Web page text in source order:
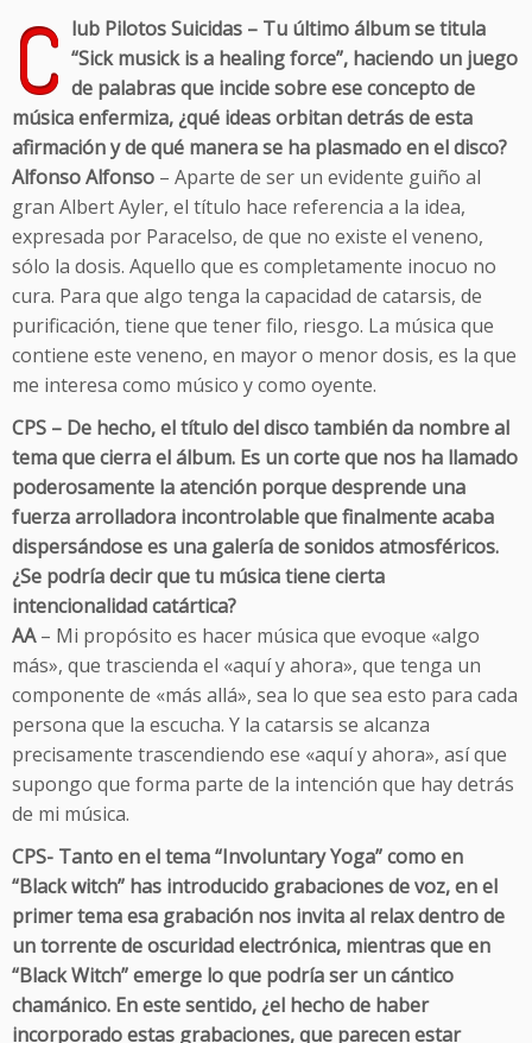
C lub Pilotos Suicidas – Tu último álbum se titula
“Sick musick is a healing force”, haciendo un juego
de palabras que incide sobre ese concepto de
música enfermiza, ¿qué ideas orbitan detrás de esta
afirmación y de qué manera se ha plasmado en el disco?
Alfonso Alfonso – Aparte de ser un evidente guiño al
gran Albert Ayler, el título hace referencia a la idea,
expresada por Paracelso, de que no existe el veneno,
sólo la dosis. Aquello que es completamente inocuo no
cura. Para que algo tenga la capacidad de catarsis, de
purificación, tiene que tener filo, riesgo. La música que
contiene este veneno, en mayor o menor dosis, es la que
me interesa como músico y como oyente.
CPS – De hecho, el título del disco también da nombre al
tema que cierra el álbum. Es un corte que nos ha llamado
poderosamente la atención porque desprende una
fuerza arrolladora incontrolable que finalmente acaba
dispersándose es una galería de sonidos atmosféricos.
¿Se podría decir que tu música tiene cierta
intencionalidad catártica?
AA– Mi propósito es hacer música que evoque «algo
más», que trascienda el «aquí y ahora», que tenga un
componente de «más allá», sea lo que sea esto para cada
persona que la escucha. Y la catarsis se alcanza
precisamente trascendiendo ese «aquí y ahora», así que
supongo que forma parte de la intención que hay detrás
de mi música.
CPS- Tanto en el tema “Involuntary Yoga” como en
“Black witch” has introducido grabaciones de voz, en el
primer tema esa grabación nos invita al relax dentro de
un torrente de oscuridad electrónica, mientras que en
“Black Witch” emerge lo que podría ser un cántico
chamánico. En este sentido, ¿el hecho de haber
incorporado estas grabaciones, que parecen estar